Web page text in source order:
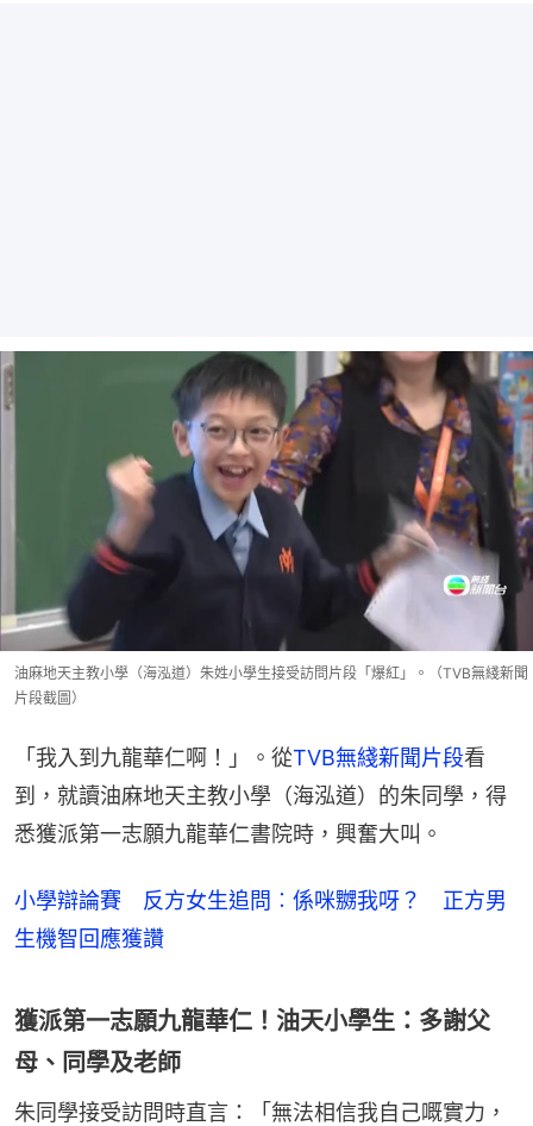
油麻地天主教小學（海泓道）朱姓小學生接受訪問片段「爆紅」。（TVB無綫新聞
片段截圖）
「我入到九龍華仁啊！」。從TVB無綫新聞片段看
到，就讀油麻地天主教小學（海泓道）的朱同學，得
悉獲派第一志願九龍華仁書院時，興奮大叫。
小學辯論賽 反方女生追問︰係咪嬲我呀？ 正方男
生機智回應獲讚
獲派第一志願九龍華仁！油天小學生：多謝父
母、同學及老師
朱同學接受訪問時直言：「無法相信我自己嘅實力，